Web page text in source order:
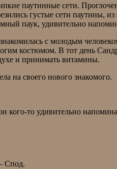
паутинные сети.
густые сети паутины,
паук, удивительно
с молодым
костюмом. В тот день
и принимать витамины.
на своего нового знакомого.
кого-то удивительно
Спод.